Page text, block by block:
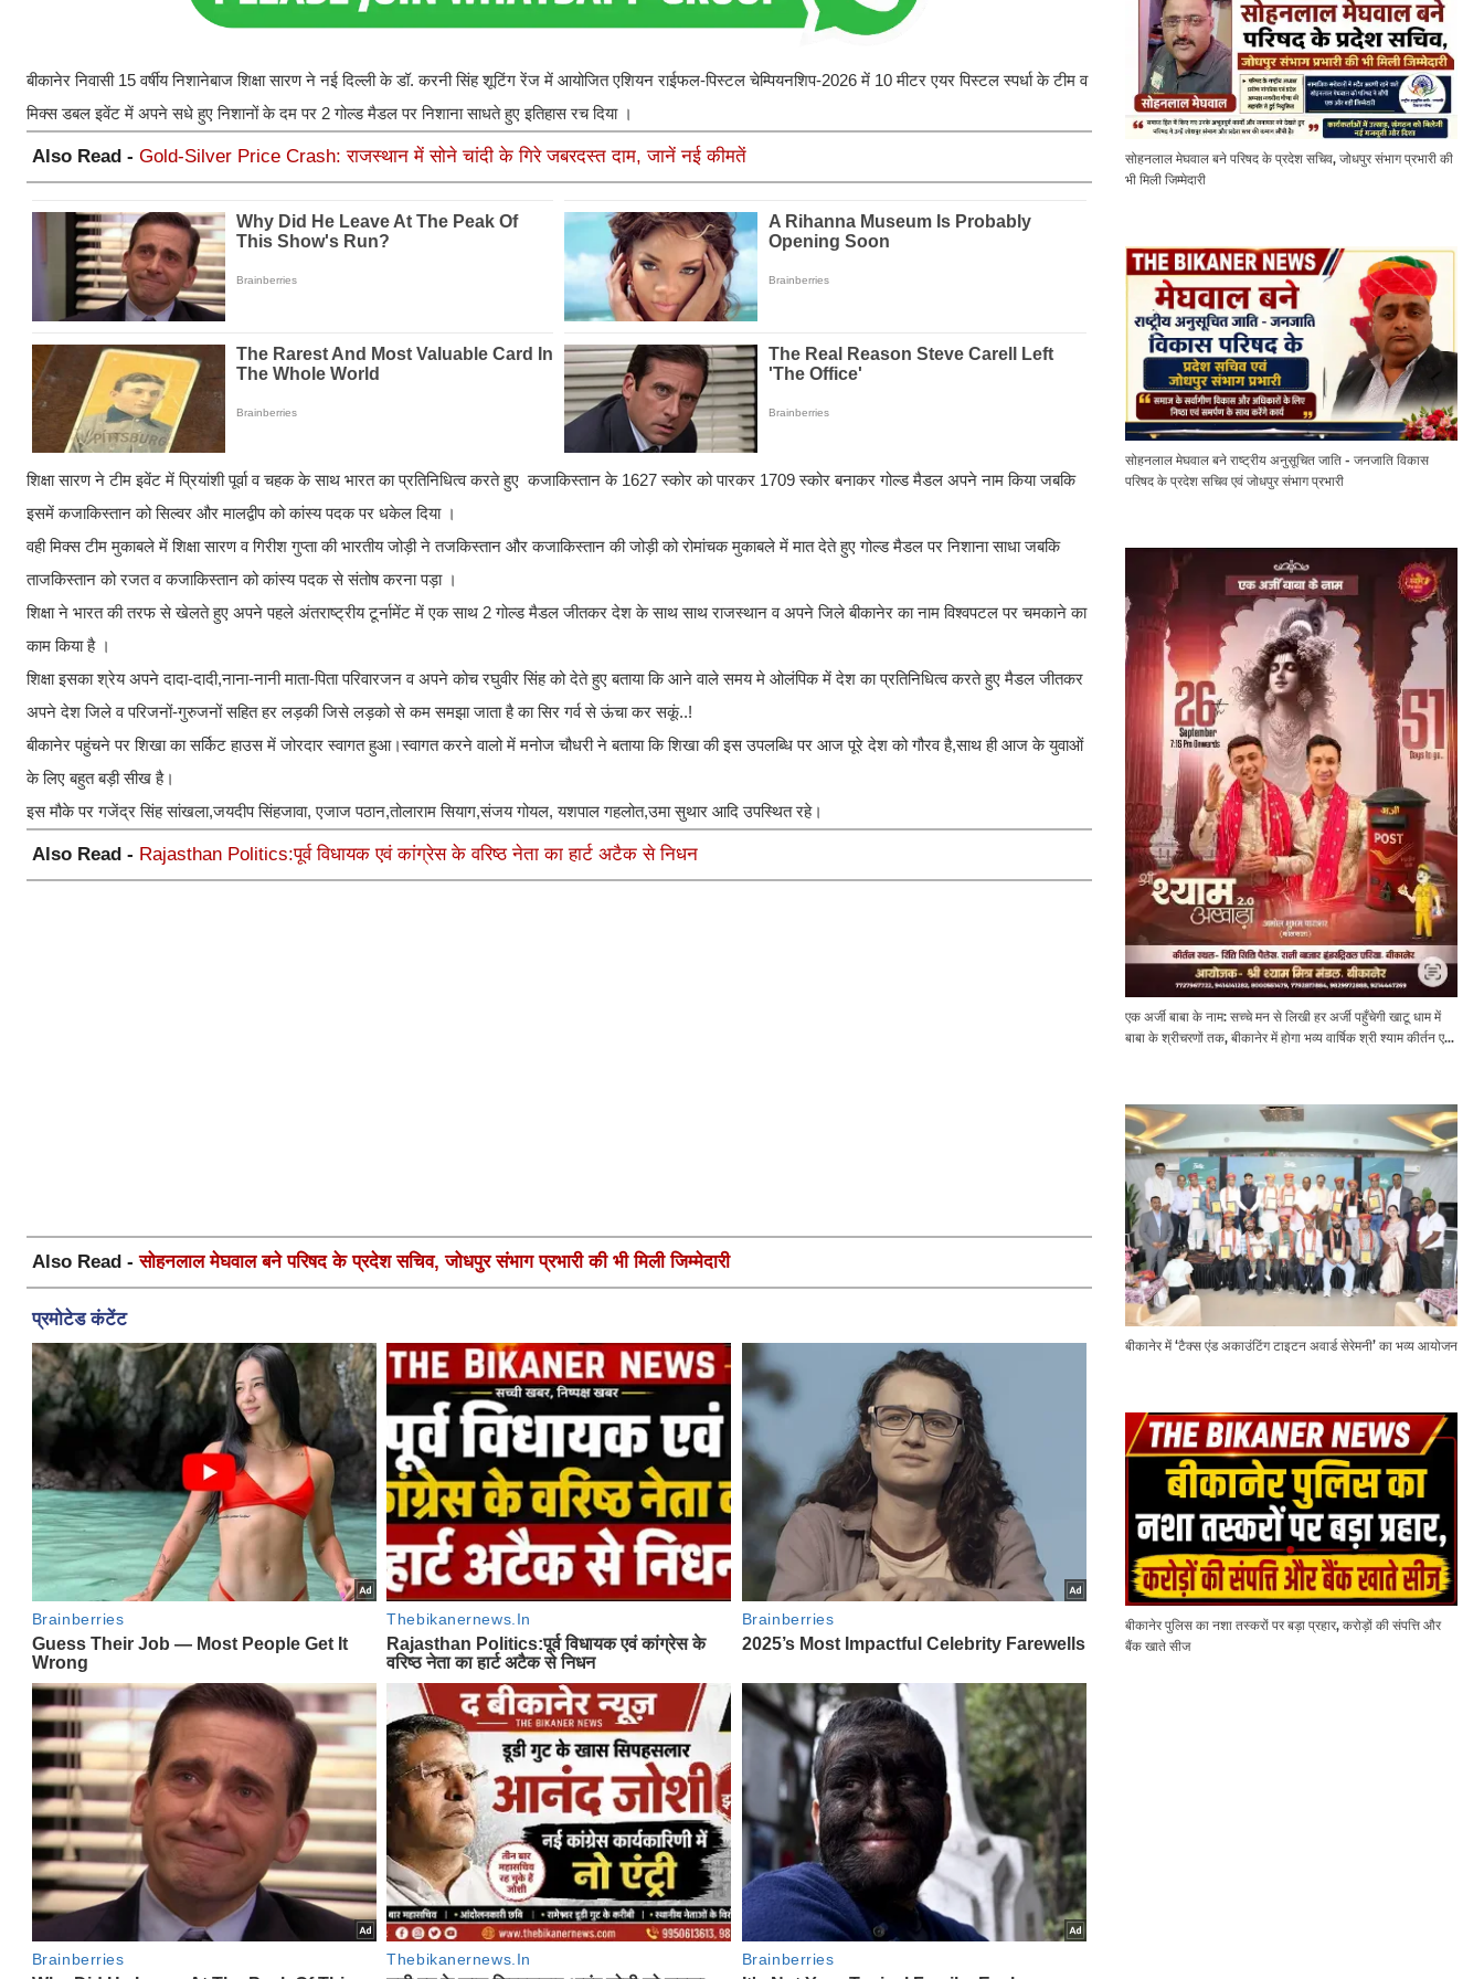
बीकानेर निवासी 15 वर्षीय निशानेबाज शिक्षा सारण ने नई दिल्ली के डॉ. करनी सिंह शूटिंग रेंज में आयोजित एशियन राईफल-पिस्टल चेम्पियनशिप-2026 में 10 मीटर एयर पिस्टल स्पर्धा के टीम व
मिक्स डबल इवेंट में अपने सधे हुए निशानों के दम पर 2 गोल्ड मैडल पर निशाना साधते हुए इतिहास रच दिया ।
Also Read - Gold-Silver Price Crash: राजस्थान में सोने चांदी के गिरे जबरदस्त दाम, जानें नई कीमतें
शिक्षा सारण ने टीम इवेंट में प्रियांशी पूर्वा व चहक के साथ भारत का प्रतिनिधित्व करते हुए कजाकिस्तान के 1627 स्कोर को पारकर 1709 स्कोर बनाकर गोल्ड मैडल अपने नाम किया जबकि
इसमें कजाकिस्तान को सिल्वर और मालद्वीप को कांस्य पदक पर धकेल दिया ।
वही मिक्स टीम मुकाबले में शिक्षा सारण व गिरीश गुप्ता की भारतीय जोड़ी ने तजकिस्तान और कजाकिस्तान की जोड़ी को रोमांचक मुकाबले में मात देते हुए गोल्ड मैडल पर निशाना साधा जबकि
ताजकिस्तान को रजत व कजाकिस्तान को कांस्य पदक से संतोष करना पड़ा ।
शिक्षा ने भारत की तरफ से खेलते हुए अपने पहले अंतराष्ट्रीय टूर्नामेंट में एक साथ 2 गोल्ड मैडल जीतकर देश के साथ साथ राजस्थान व अपने जिले बीकानेर का नाम विश्वपटल पर चमकाने का
काम किया है ।
शिक्षा इसका श्रेय अपने दादा-दादी,नाना-नानी माता-पिता परिवारजन व अपने कोच रघुवीर सिंह को देते हुए बताया कि आने वाले समय मे ओलंपिक में देश का प्रतिनिधित्व करते हुए मैडल जीतकर
अपने देश जिले व परिजनों-गुरुजनों सहित हर लड़की जिसे लड़को से कम समझा जाता है का सिर गर्व से ऊंचा कर सकूं..!
बीकानेर पहुंचने पर शिखा का सर्किट हाउस में जोरदार स्वागत हुआ।स्वागत करने वालो में मनोज चौधरी ने बताया कि शिखा की इस उपलब्धि पर आज पूरे देश को गौरव है,साथ ही आज के युवाओं
के लिए बहुत बड़ी सीख है।
इस मौके पर गजेंद्र सिंह सांखला,जयदीप सिंहजावा, एजाज पठान,तोलाराम सियाग,संजय गोयल, यशपाल गहलोत,उमा सुथार आदि उपस्थित रहे।
Also Read - Rajasthan Politics:पूर्व विधायक एवं कांग्रेस के वरिष्ठ नेता का हार्ट अटैक से निधन
Also Read -सोहनलाल मेघवाल बने परिषद के प्रदेश सचिव, जोधपुर संभाग प्रभारी की भी मिली जिम्मेदारी
सोहनलाल मेघवाल बने परिषद के प्रदेश सचिव, जोधपुर संभाग प्रभारी की
भी मिली जिम्मेदारी
सोहनलाल मेघवाल बने राष्ट्रीय अनुसूचित जाति - जनजाति विकास
परिषद के प्रदेश सचिव एवं जोधपुर संभाग प्रभारी
एक अर्जी बाबा के नाम: सच्चे मन से लिखी हर अर्जी पहुँचेगी खाटू धाम में
बाबा के श्रीचरणों तक, बीकानेर में होगा भव्य वार्षिक श्री श्याम कीर्तन एवं
बीकानेर में ‘टैक्स एंड अकाउंटिंग टाइटन अवार्ड सेरेमनी’ का भव्य आयोजन
बीकानेर पुलिस का नशा तस्करों पर बड़ा प्रहार, करोड़ों की संपत्ति और
बैंक खाते सीज